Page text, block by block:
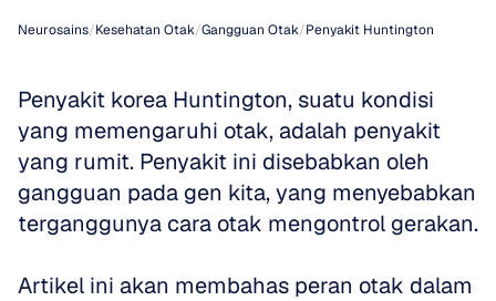
Neurosains/Kesehatan Otak/Gangguan Otak/Penyakit Huntington
Penyakit korea Huntington, suatu kondisi
yang memengaruhi otak, adalah penyakit
yang rumit. Penyakit ini disebabkan oleh
gangguan pada gen kita, yang menyebabkan
Artikel ini akan membahas peran otak dalam